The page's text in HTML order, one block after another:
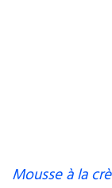
Mousse à la